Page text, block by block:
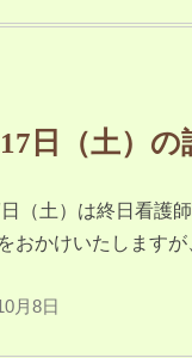
日（土）
（土）は終日看護
おかけいたします
月8日